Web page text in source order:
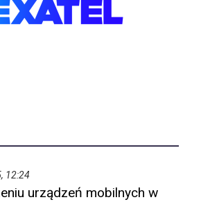
12:24
urządzeń mobilnych w